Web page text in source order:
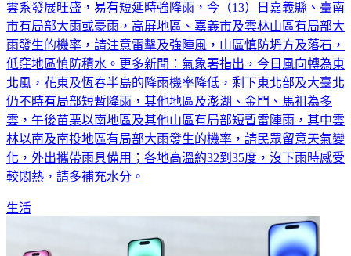
市有局部大雨或豪雨，高屏地區、嘉義市及雲林山區有局部大
雨發生的機率，請注意雷擊及強陣風，山區慎防坍方及落石，
低窪地區慎防積水。更多新聞：氣象署指出，今日風向轉為東
北風，花東及恆春半島的降雨機率降低，剩下東北部及大臺北
仍不時有局部短暫降雨，其他地區及澎湖、金門、馬祖為多
雲，午後苗栗以南地區及其他山區有局部短暫雷陣雨，其中雲
林以南及南投地區有局部大雨發生的機率，請民眾留意天氣變
化，外出攜帶雨具備用；各地高溫約32到35度，沒下雨時感受
較悶熱，請多補充水分。